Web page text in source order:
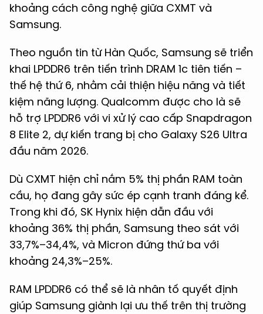
khoảng cách công nghệ giữa CXMT và
Samsung.
Theo nguồn tin từ Hàn Quốc, Samsung sẽ triển
khai LPDDR6 trên tiến trình DRAM 1c tiên tiến –
thế hệ thứ 6, nhằm cải thiện hiệu năng và tiết
kiệm năng lượng. Qualcomm được cho là sẽ
hỗ trợ LPDDR6 với vi xử lý cao cấp Snapdragon
8 Elite 2, dự kiến trang bị cho Galaxy S26 Ultra
đầu năm 2026.
Dù CXMT hiện chỉ nắm 5% thị phần RAM toàn
cầu, họ đang gây sức ép cạnh tranh đáng kể.
Trong khi đó, SK Hynix hiện dẫn đầu với
khoảng 36% thị phần, Samsung theo sát với
33,7%–34,4%, và Micron đứng thứ ba với
khoảng 24,3%–25%.
RAM LPDDR6 có thể sẽ là nhân tố quyết định
giúp Samsung giành lại ưu thế trên thị trường